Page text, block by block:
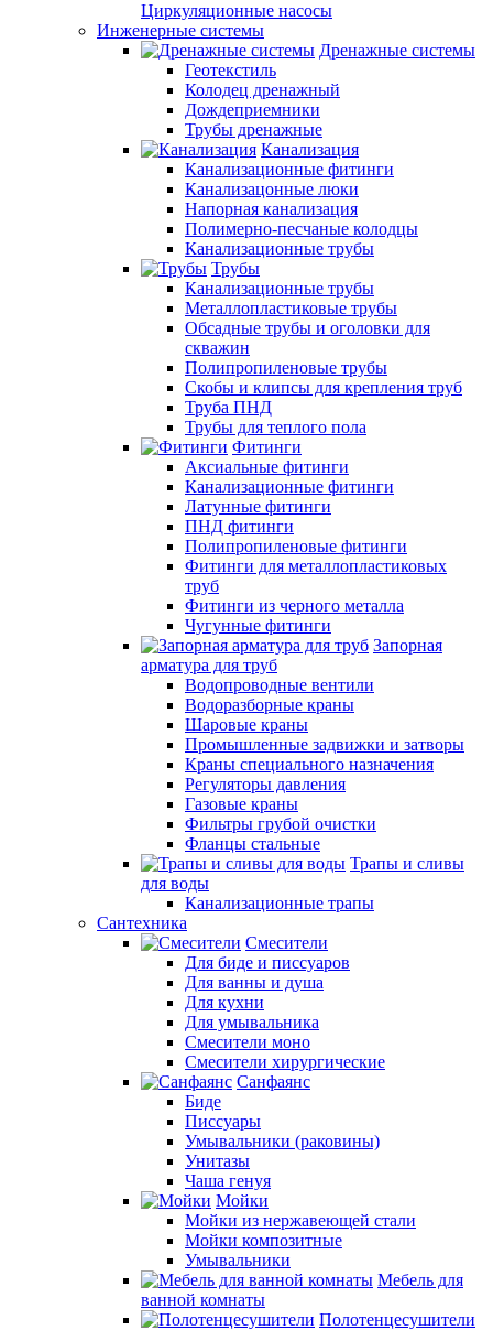
Циркуляционные насосы
Инженерные системы
Дренажные системы
Геотекстиль
Колодец дренажный
Дождеприемники
Трубы дренажные
Канализация
Канализационные фитинги
Канализацонные люки
Напорная канализация
Полимерно-песчаные колодцы
Канализационные трубы
Трубы
Канализационные трубы
Металлопластиковые трубы
Обсадные трубы и оголовки для
скважин
Полипропиленовые трубы
Скобы и клипсы для крепления труб
Труба ПНД
Трубы для теплого пола
Фитинги
Аксиальные фитинги
Канализационные фитинги
Латунные фитинги
ПНД фитинги
Полипропиленовые фитинги
Фитинги для металлопластиковых
труб
Фитинги из черного металла
Чугунные фитинги
Запорная
арматура для труб
Водопроводные вентили
Водоразборные краны
Шаровые краны
Промышленные задвижки и затворы
Краны специального назначения
Регуляторы давления
Газовые краны
Фильтры грубой очистки
Фланцы стальные
Трапы и сливы
для воды
Канализационные трапы
Сантехника
Смесители
Для биде и писсуаров
Для ванны и душа
Для кухни
Для умывальника
Смесители моно
Смесители хирургические
Санфаянс
Биде
Писсуары
Умывальники (раковины)
Унитазы
Чаша генуя
Мойки
Мойки из нержавеющей стали
Мойки композитные
Умывальники
Мебель для
ванной комнаты
Полотенцесушители